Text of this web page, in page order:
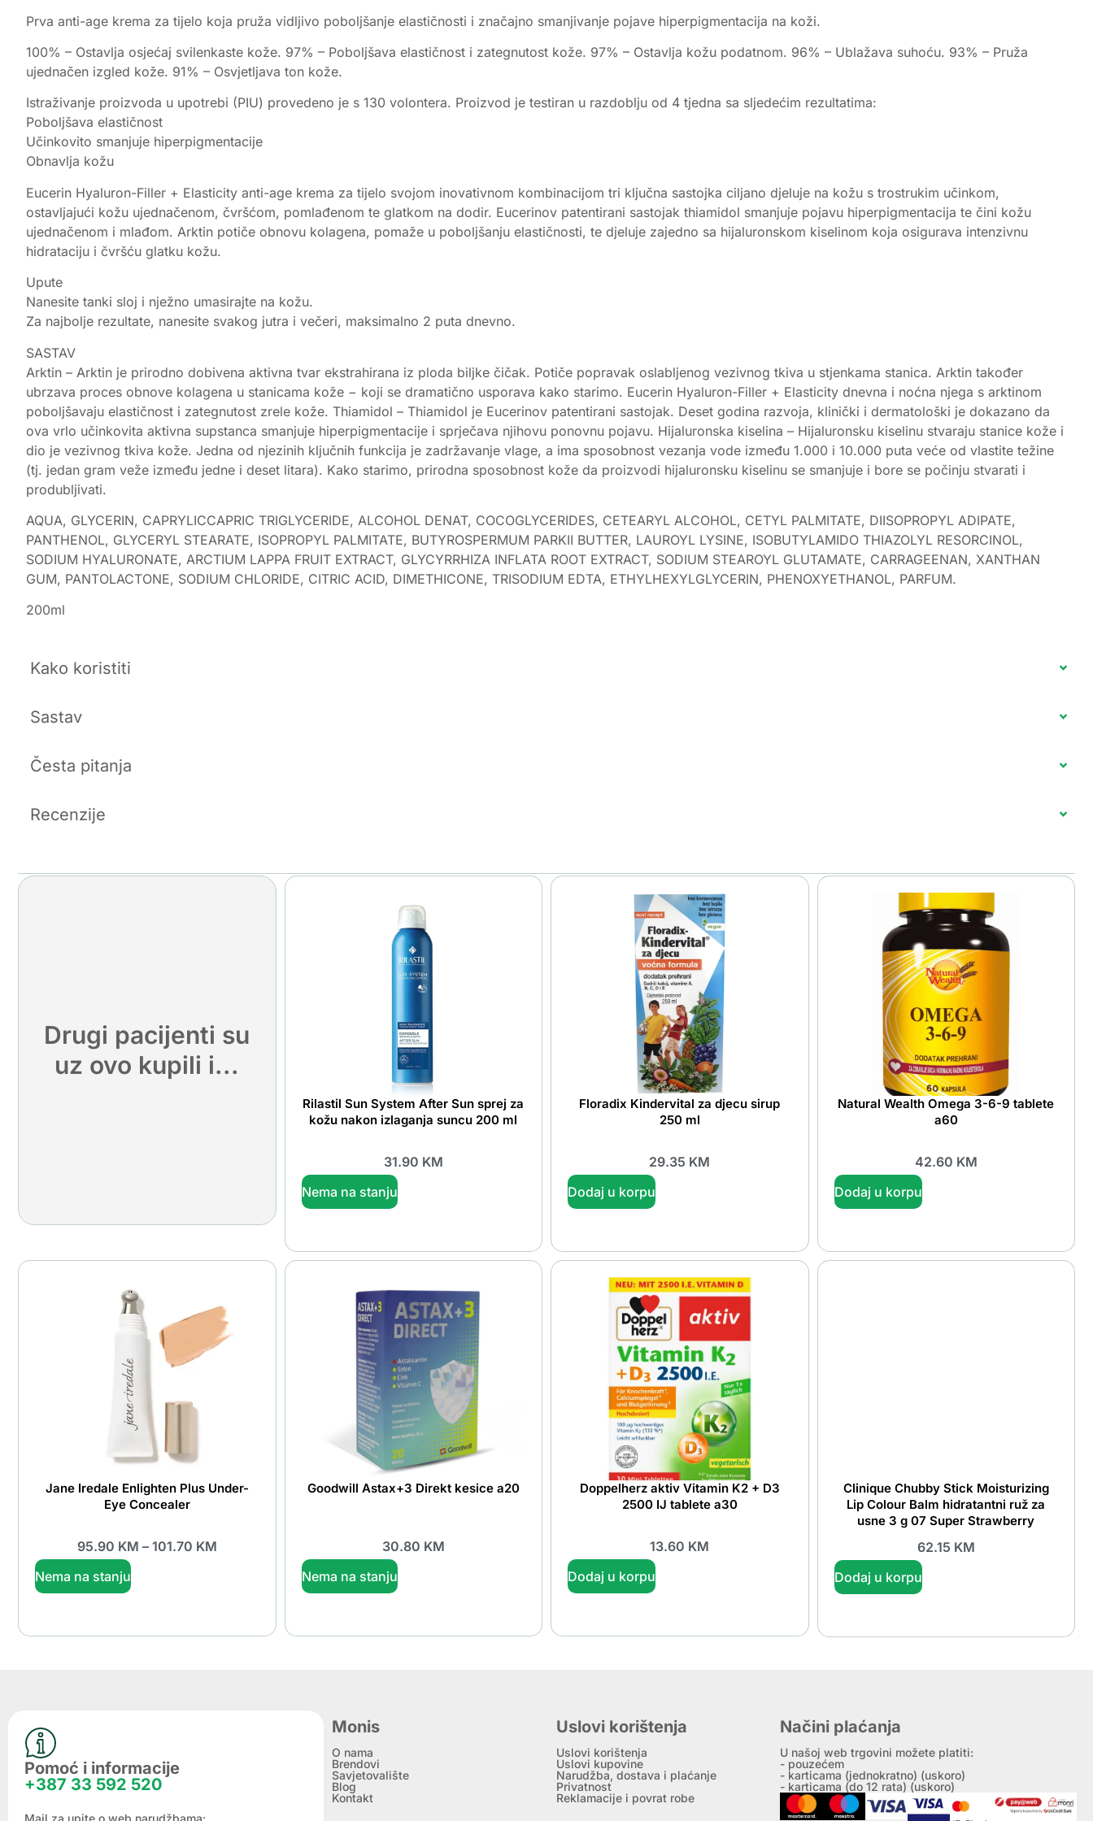
Prva anti-age krema za tijelo koja pruža vidljivo poboljšanje elastičnosti i značajno smanjivanje pojave hiperpigmentacija na koži.
100% – Ostavlja osjećaj svilenkaste kože. 97% – Poboljšava elastičnost i zategnutost kože. 97% – Ostavlja kožu podatnom. 96% – Ublažava suhoću. 93% – Pruža
ujednačen izgled kože. 91% – Osvjetljava ton kože.
Istraživanje proizvoda u upotrebi (PIU) provedeno je s 130 volontera. Proizvod je testiran u razdoblju od 4 tjedna sa sljedećim rezultatima:
Poboljšava elastičnost
Učinkovito smanjuje hiperpigmentacije
Obnavlja kožu
Eucerin Hyaluron-Filler + Elasticity anti-age krema za tijelo svojom inovativnom kombinacijom tri ključna sastojka ciljano djeluje na kožu s trostrukim učinkom,
ostavljajući kožu ujednačenom, čvršćom, pomlađenom te glatkom na dodir. Eucerinov patentirani sastojak thiamidol smanjuje pojavu hiperpigmentacija te čini kožu
ujednačenom i mlađom. Arktin potiče obnovu kolagena, pomaže u poboljšanju elastičnosti, te djeluje zajedno sa hijaluronskom kiselinom koja osigurava intenzivnu
hidrataciju i čvršću glatku kožu.
Upute
Nanesite tanki sloj i nježno umasirajte na kožu.
Za najbolje rezultate, nanesite svakog jutra i večeri, maksimalno 2 puta dnevno.
SASTAV
Arktin – Arktin je prirodno dobivena aktivna tvar ekstrahirana iz ploda biljke čičak. Potiče popravak oslabljenog vezivnog tkiva u stjenkama stanica. Arktin također
ubrzava proces obnove kolagena u stanicama kože − koji se dramatično usporava kako starimo. Eucerin Hyaluron-Filler + Elasticity dnevna i noćna njega s arktinom
poboljšavaju elastičnost i zategnutost zrele kože. Thiamidol – Thiamidol je Eucerinov patentirani sastojak. Deset godina razvoja, klinički i dermatološki je dokazano da
ova vrlo učinkovita aktivna supstanca smanjuje hiperpigmentacije i sprječava njihovu ponovnu pojavu. Hijaluronska kiselina – Hijaluronsku kiselinu stvaraju stanice kože i
dio je vezivnog tkiva kože. Jedna od njezinih ključnih funkcija je zadržavanje vlage, a ima sposobnost vezanja vode između 1.000 i 10.000 puta veće od vlastite težine
(tj. jedan gram veže između jedne i deset litara). Kako starimo, prirodna sposobnost kože da proizvodi hijaluronsku kiselinu se smanjuje i bore se počinju stvarati i
produbljivati.
AQUA, GLYCERIN, CAPRYLICCAPRIC TRIGLYCERIDE, ALCOHOL DENAT, COCOGLYCERIDES, CETEARYL ALCOHOL, CETYL PALMITATE, DIISOPROPYL ADIPATE,
PANTHENOL, GLYCERYL STEARATE, ISOPROPYL PALMITATE, BUTYROSPERMUM PARKII BUTTER, LAUROYL LYSINE, ISOBUTYLAMIDO THIAZOLYL RESORCINOL,
SODIUM HYALURONATE, ARCTIUM LAPPA FRUIT EXTRACT, GLYCYRRHIZA INFLATA ROOT EXTRACT, SODIUM STEAROYL GLUTAMATE, CARRAGEENAN, XANTHAN
GUM, PANTOLACTONE, SODIUM CHLORIDE, CITRIC ACID, DIMETHICONE, TRISODIUM EDTA, ETHYLHEXYLGLYCERIN, PHENOXYETHANOL, PARFUM.
200ml
Kako koristiti
Sastav
Česta pitanja
Recenzije
Drugi pacijenti su
uz ovo kupili i...
Rilastil Sun System After Sun sprej za
kožu nakon izlaganja suncu 200 ml
31.90 KM
Nema na stanju
Floradix Kindervital za djecu sirup
250 ml
29.35 KM
Dodaj u korpu
Natural Wealth Omega 3-6-9 tablete
a60
42.60 KM
Dodaj u korpu
Jane Iredale Enlighten Plus Under-
Eye Concealer
95.90 KM – 101.70 KM
Nema na stanju
Goodwill Astax+3 Direkt kesice a20
30.80 KM
Nema na stanju
Doppelherz aktiv Vitamin K2 + D3
2500 IJ tablete a30
13.60 KM
Dodaj u korpu
Clinique Chubby Stick Moisturizing
Lip Colour Balm hidratantni ruž za
usne 3 g 07 Super Strawberry
62.15 KM
Dodaj u korpu
Pomoć i informacije
+387 33 592 520
Monis
O nama
Brendovi
Savjetovalište
Blog
Kontakt
Uslovi korištenja
Uslovi korištenja
Uslovi kupovine
Narudžba, dostava i plaćanje
Privatnost
Reklamacije i povrat robe
Načini plaćanja
U našoj web trgovini možete platiti:
- pouzećem
- karticama (jednokratno) (uskoro)
- karticama (do 12 rata) (uskoro)